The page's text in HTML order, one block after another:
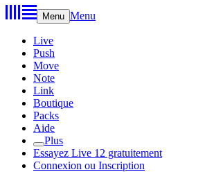
Menu Menu
Live
Push
Move
Note
Link
Boutique
Packs
Aide
Plus
Essayez Live 12 gratuitement
Connexion ou Inscription